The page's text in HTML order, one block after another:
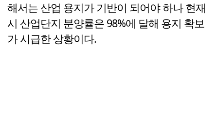
해서는 산업 용지가 기반이 되어야 하나 현재
시 산업단지 분양률은 98%에 달해 용지 확보
가 시급한 상황이다.